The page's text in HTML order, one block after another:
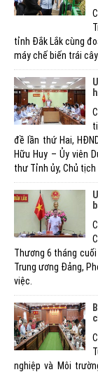
tỉnh Đắk Lắk cùng
máy chế biến trái
đề lần thứ Hai,
Hữu Huy – Ủy viên
thư Tỉnh ủy, Chủ tịch
Thương 6 tháng
Trung ương Đảng,
việc.
nghiệp và Môi